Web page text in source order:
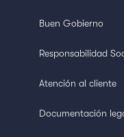
Buen Gobierno
Responsabilidad
Atención al cliente
Documentación